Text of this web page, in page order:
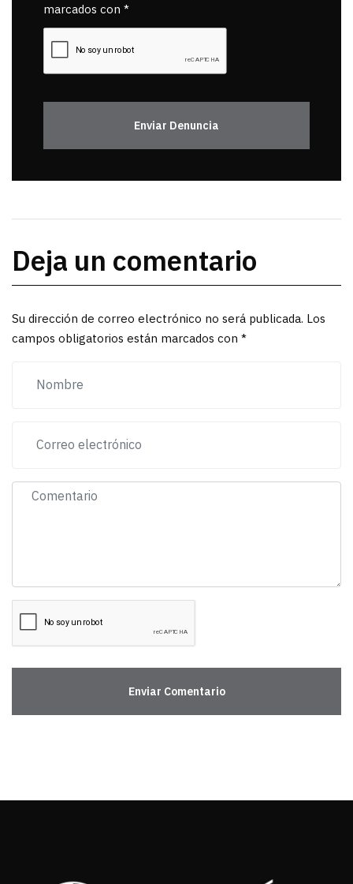
marcados con *
Enviar Denuncia
Deja un comentario
Su dirección de correo electrónico no será publicada. Los
campos obligatorios están marcados con *
Enviar Comentario